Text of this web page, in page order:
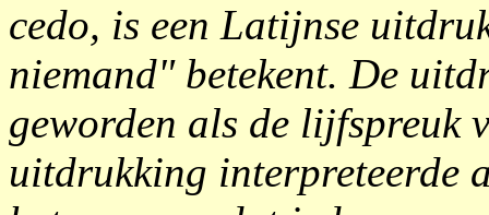
cedo, is een Latijnse
niemand" betekent. De
geworden als de lijfspreuk
uitdrukking interpreteerde